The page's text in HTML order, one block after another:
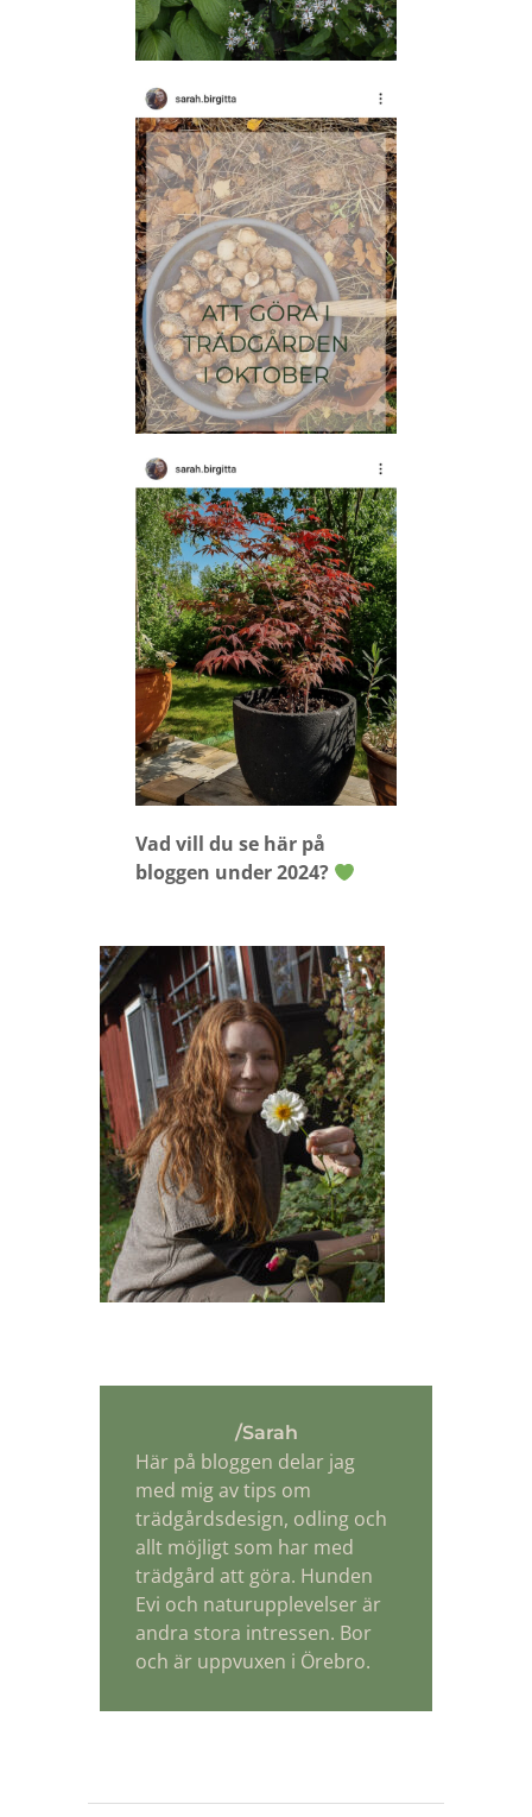
Vad vill du se här på
bloggen under 2024?
/Sarah
Här på bloggen delar jag
med mig av tips om
trädgårdsdesign, odling och
allt möjligt som har med
trädgård att göra. Hunden
Evi och naturupplevelser är
andra stora intressen. Bor
och är uppvuxen i Örebro.